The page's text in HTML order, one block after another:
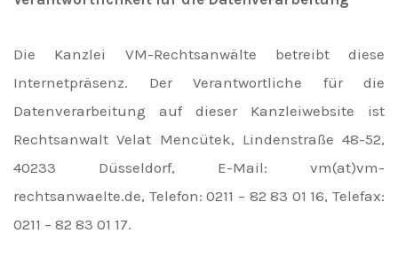
Die Kanzlei VM-Rechtsanwälte betreibt diese
Internetpräsenz. Der Verantwortliche für die
Datenverarbeitung auf dieser Kanzleiwebsite ist
Rechtsanwalt Velat Mencütek, Lindenstraße 48-52,
40233 Düsseldorf, E-Mail: vm(at)vm-
rechtsanwaelte.de, Telefon: 0211 – 82 83 01 16, Telefax:
0211 – 82 83 01 17.